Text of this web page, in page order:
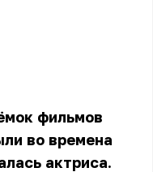
фильмов
во времена
актриса.